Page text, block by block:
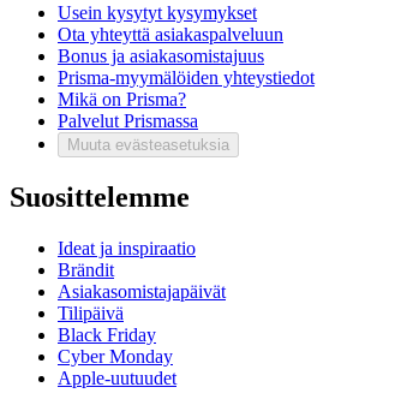
Usein kysytyt kysymykset
Ota yhteyttä asiakaspalveluun
Bonus ja asiakasomistajuus
Prisma-myymälöiden yhteystiedot
Mikä on Prisma?
Palvelut Prismassa
Muuta evästeasetuksia
Suosittelemme
Ideat ja inspiraatio
Brändit
Asiakasomistajapäivät
Tilipäivä
Black Friday
Cyber Monday
Apple-uutuudet